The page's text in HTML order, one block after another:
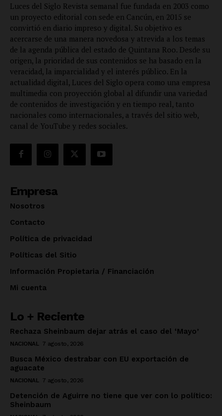
Luces del Siglo Revista semanal fue fundada en 2003 como
un proyecto editorial con sede en Cancún, en 2015 se
convirtió en diario impreso y digital. Su objetivo es
acercarse de una manera novedosa y atrevida a los temas
de la agenda pública del estado de Quintana Roo. Desde su
origen, la prioridad de sus contenidos se ha basado en la
veracidad, la imparcialidad y el interés público. En la
actualidad digital, Luces del Siglo opera como una empresa
multimedia con proyección global al difundir una variedad
de contenidos de investigación y en tiempo real, tanto
nacionales como internacionales, a través del sitio web,
canal de YouTube y redes sociales.
Empresa
Nosotros
Contacto
Política de privacidad
Políticas del Sitio
Información Propietaria / Financiación
Mi cuenta
Lo + Reciente
Rechaza Sheinbaum dejar atrás el caso del ‘Mayo’
NACIONAL 7 agosto, 2026
Busca México destrabar con EU exportación de
aguacate
NACIONAL 7 agosto, 2026
Detención de Aguirre no tiene que ver con lo político:
Sheinbaum